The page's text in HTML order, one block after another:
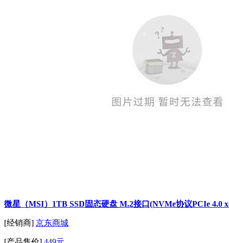
微星（MSI）1TB SSD固态硬盘 M.2接口(NVMe协议PCIe 4.0
[经销商] 京东商城